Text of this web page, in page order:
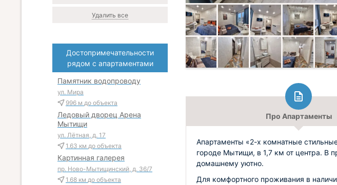
Про Апартаменты
Апартаменты «2-х комнатные
городе Мытищи, в 1,7 км от центра. В
домашнему уютно.
Для комфортного проживания в
Удалить все
Достопримечательности
рядом с апартаментами
Памятник водопроводу
ул. Мира
996 м до объекта
Ледовый дворец Арена
Мытищи
ул. Лётная, д. 17
1.63 км до объекта
Картинная галерея
пр. Ново-Мытищинский, д. 36/7
1.68 км до объекта